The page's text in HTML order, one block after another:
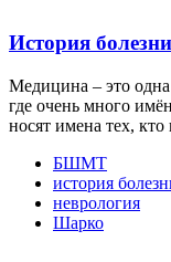
История
Медицина – это одна
где очень много
носят имена тех,
БШМТ
история
неврология
Шарко